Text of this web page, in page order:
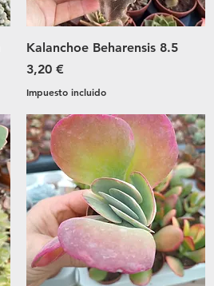
Vista rápida
Kalanchoe Beharensis 8.5
Precio
3,20 €
Impuesto incluido